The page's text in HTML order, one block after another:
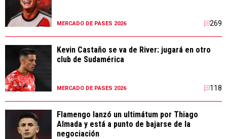
MERCADO DE PASES 2026 269
Kevin Castaño se va de River: jugará en otro
club de Sudamérica
MERCADO DE PASES 2026 118
Flamengo lanzó un ultimátum por Thiago
Almada y está a punto de bajarse de la
negociación